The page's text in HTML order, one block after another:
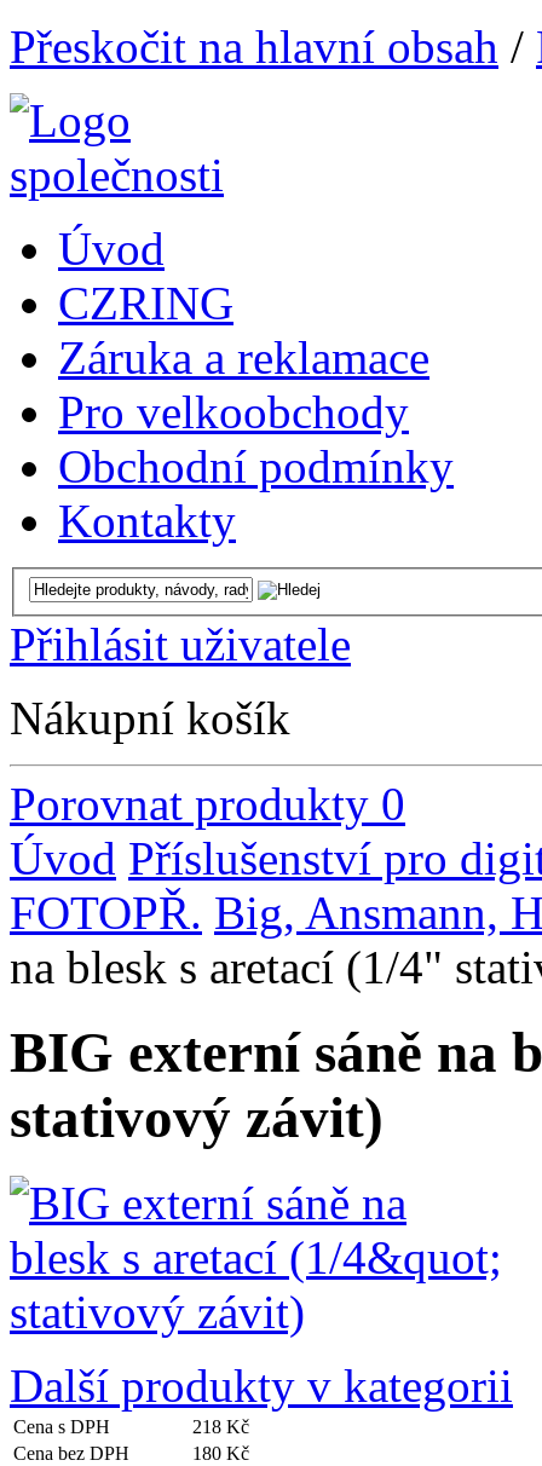
Přeskočit na hlavní obsah /
Úvod
CZRING
Záruka a reklamace
Pro velkoobchody
Obchodní podmínky
Kontakty
Přihlásit uživatele
Nákupní košík
Porovnat produkty 0
Úvod Příslušenství pro
FOTOPŘ. Big, Ansmann,
na blesk s aretací (1/4"
BIG externí sáně na
stativový závit)
Další produkty v kategorii
Cena s DPH
218 Kč
Cena bez DPH
180 Kč